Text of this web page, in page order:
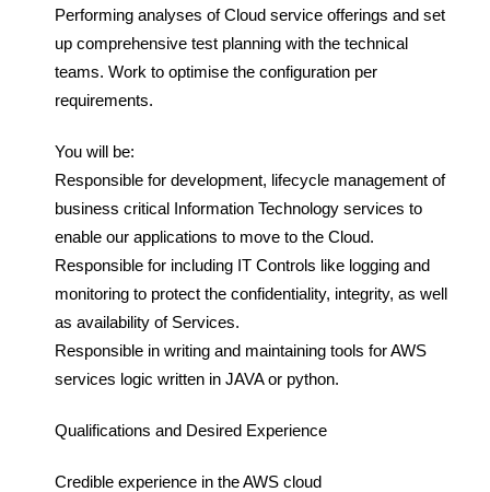
Performing analyses of Cloud service offerings and set
up comprehensive test planning with the technical
teams. Work to optimise the configuration per
requirements.
You will be:
Responsible for development, lifecycle management of
business critical Information Technology services to
enable our applications to move to the Cloud.
Responsible for including IT Controls like logging and
monitoring to protect the confidentiality, integrity, as well
as availability of Services.
Responsible in writing and maintaining tools for AWS
services logic written in JAVA or python.
Qualifications and Desired Experience
Credible experience in the AWS cloud